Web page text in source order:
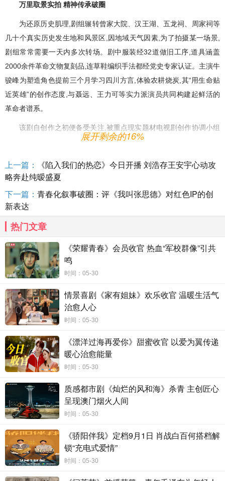
万里取景实拍 精神传承破圈
为还原历史肌理,剧组辗转曾家大院、汉王湖、五龙祠、周家祠等
几十个真实历史发生地和风景区,因地域天气因素,为了拍摄某一场景,
剧组常常需要一天内多次转场。剧中服装经32道做旧工序,道具涵盖
2000余件革命文物复刻品,连草鞋编织手法都经党史专家认证。主演牛
骏峰为塑造角色提前三个月学习四川方言,体验农耕烧炭,其“用生命贴
近英雄”的创作态度,与聂远、王力可等实力派演员共同构建起鲜活的
革命者谱系。
该剧自创作之初便备受关注,被重点现实题材电视剧创作协调小组
列为重点现实题材电视剧剧本创作资助项目。剧本创作研讨会上,专家
让年轻观众透过张思德的故事,理解‘伟大出自平凡’的深刻内涵,是革命
题材影视剧创新叙事的一次重要尝试。”对于该剧播出后能够取得的成
绩,专家也同样期待:“张思德是共产党人精神谱系的鲜活注脚,这部剧既
是对英雄的缅怀,更是对初心的叩问,为当下社会提供宝贵的精神钙
质。”
5月29日起,锁定央视八套,见证一个普通战士如何用29年生命践
行“为人民服务”的永恒誓言,让信仰之光照亮新时代征程!
展开剩余的16%
上一篇：
《陷入我们的热恋》今日开播 刘浩存王安宇心动攻
略奔赴纯暧盛夏
下一篇： 青春化叙事破圈：评《我叫张思德》对红色IP的创
新表达
热门文章
《荣耀青春》会员收官 热血“军校群像”引共
鸣
时间：05-30
情景喜剧《家有姐妹》欢乐收官 温暖生活气
治愈人心
时间：05-30
《漂洋过海再爱你》甜蜜收官 以爱为翼传递
暖心治愈能量
时间：05-30
质感都市剧《灿烂的风和海》杀青 主创匠心
呈现澳门烟火人间
时间：05-30
《骄阳伴我》定档9月1日 肖战白百何搭档解
锁“充电式爱情”
时间：05-30